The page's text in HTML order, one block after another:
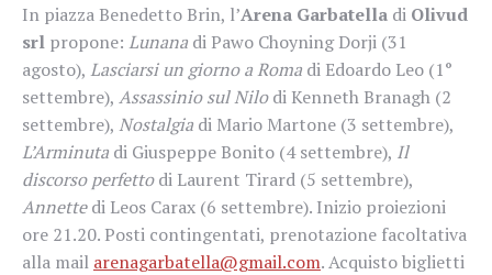
In piazza Benedetto Brin, l’Arena Garbatella di Olivud
srl propone: Lunana di Pawo Choyning Dorji (31
agosto), Lasciarsi un giorno a Roma di Edoardo Leo (1°
settembre), Assassinio sul Nilodi Kenneth Branagh (2
settembre), Nostalgia di Mario Martone (3 settembre),
L’Arminuta di Giuspeppe Bonito (4 settembre), Il
discorso perfettodi Laurent Tirard (5 settembre),
Annettedi Leos Carax (6 settembre). Inizio proiezioni
ore 21.20. Posti contingentati, prenotazione facoltativa
alla mail arenagarbatella@gmail.com. Acquisto biglietti